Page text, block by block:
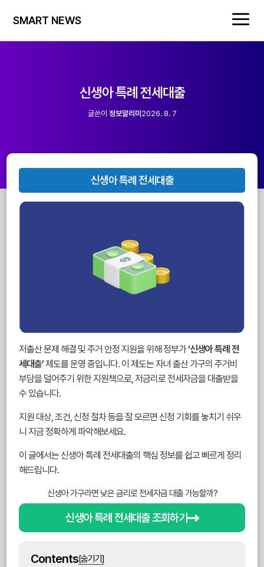
SMART NEWS
신생아 특례 전세대출
글쓴이 정보알리미2026. 8. 7
신생아 특례 전세대출
저출산 문제 해결 및 주거 안정 지원을 위해 정부가‘신생아 특례 전
세대출’제도를 운영 중입니다. 이 제도는 자녀 출산 가구의 주거비
부담을 덜어주기 위한 지원책으로, 저금리로 전세자금을 대출받을
수 있습니다.
지원 대상, 조건, 신청 절차 등을 잘 모르면 신청 기회를 놓치기 쉬우
니 지금 정확하게 파악해보세요.
이 글에서는 신생아 특례 전세대출의 핵심 정보를 쉽고 빠르게 정리
해드립니다.
신생아 가구라면 낮은 금리로 전세자금 대출 가능할까?
신생아 특례 전세대출 조회하기
Contents[숨기기]